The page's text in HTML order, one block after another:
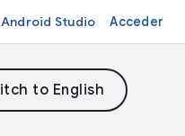
Android Studio Acceder